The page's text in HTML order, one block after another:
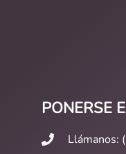
PONERSE
Llámanos: